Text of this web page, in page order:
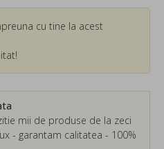
mii de produse de la zeci
- garantam calitatea - 100%
cu tine la acest